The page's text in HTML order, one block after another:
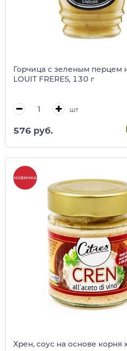
Горчица с зеленым перцем
LOUIT FRERES, 130 г
шт
576 руб.
НОВИНКА
Хрен, соус на основе корня